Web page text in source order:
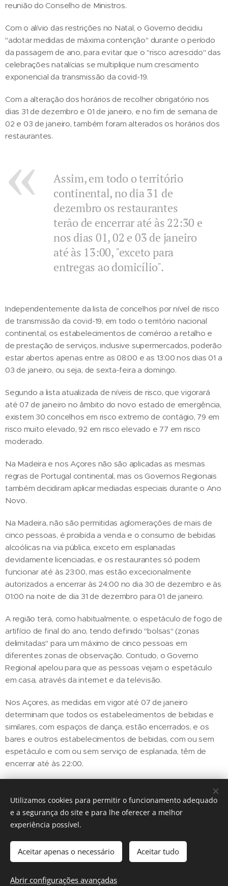
reunião do Conselho de Ministros.
Com o alívio das restrições no Natal, o Governo decidiu
"adotar medidas de máxima contenção" durante o período
da passagem de ano, para evitar que o "risco acrescido" das
celebrações natalícias se multiplique num crescimento
exponencial da transmissão da covid-19.
Com a alteração dos horários de recolher obrigatório nos
dias 31 de dezembro e 01 de janeiro, e no fim de semana de
02 e 03 de janeiro, também foram alterados os horários dos
restaurantes.
Assim, em todo o território
continental, no dia 31 de
dezembro os restaurantes
terão de encerrar até às 22:30 e
nos dias 01, 02 e 03 de janeiro
até às 13:00, "exceto para
entregas ao domicílio".
Independentemente da lista de concelhos por nível de risco
de transmissão da covid-19, em todo o território nacional
continental, os estabelecimentos de comércio a retalho e
de prestação de serviços, inclusive supermercados, poderão
estar abertos apenas entre as 08:00 e as 13:00 nos dias 01 a
03 de janeiro, ou seja, de sexta-feira a domingo.
Segundo a lista atualizada de níveis de risco, que vigorará
até 07 de janeiro no âmbito do novo estado de emergência,
existem 30 concelhos em risco extremo de contágio, 79 em
risco muito elevado, 92 em risco elevado e 77 em risco
moderado.
Na Madeira e nos Açores não são aplicadas as mesmas
regras de Portugal continental, mas os Governos Regionais
também decidiram aplicar mediadas especiais durante o Ano
Novo.
Na Madeira, não são permitidas aglomerações de mais de
cinco pessoas, é proibida a venda e o consumo de bebidas
alcoólicas na via pública, exceto em esplanadas
devidamente licenciadas, e os restaurantes só podem
funcionar até às 23:00, mas estão excecionalmente
autorizados a encerrar às 24:00 no dia 30 de dezembro e às
01:00 na noite de dia 31 de dezembro para 01 de janeiro.
A região terá, como habitualmente, o espetáculo de fogo de
artifício de final do ano, tendo definido "bolsas" (zonas
delimitadas" para um máximo de cinco pessoas em
diferentes zonas de observação. Contudo, o Governo
Regional apelou para que as pessoas vejam o espetáculo
em casa, através da internet e da televisão.
Nos Açores, as medidas em vigor até 07 de janeiro
determinam que todos os estabelecimentos de bebidas e
similares, com espaços de dança, estão encerrados, e os
bares e outros estabelecimentos de bebidas, com ou sem
espetáculo e com ou sem serviço de esplanada, têm de
encerrar até às 22:00.
Share
Cookies
Utilizamos cookies para permitir o funcionamento adequado
e a segurança do site e para lhe oferecer a melhor
experiência possível.
Aceitar apenas o necessário Aceitar tudo
Abrir configurações avançadas